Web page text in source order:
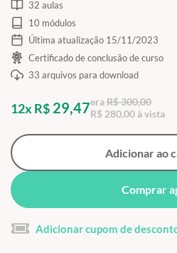
32 aulas
10 módulos
Última atualização 15/11/2023
Certificado de conclusão de curso
33 arquivos para download
12x R$ 29,47eraR$ 300,00
R$ 280,00 à vista
Adicionar ao
Comprar
Adicionar cupom de